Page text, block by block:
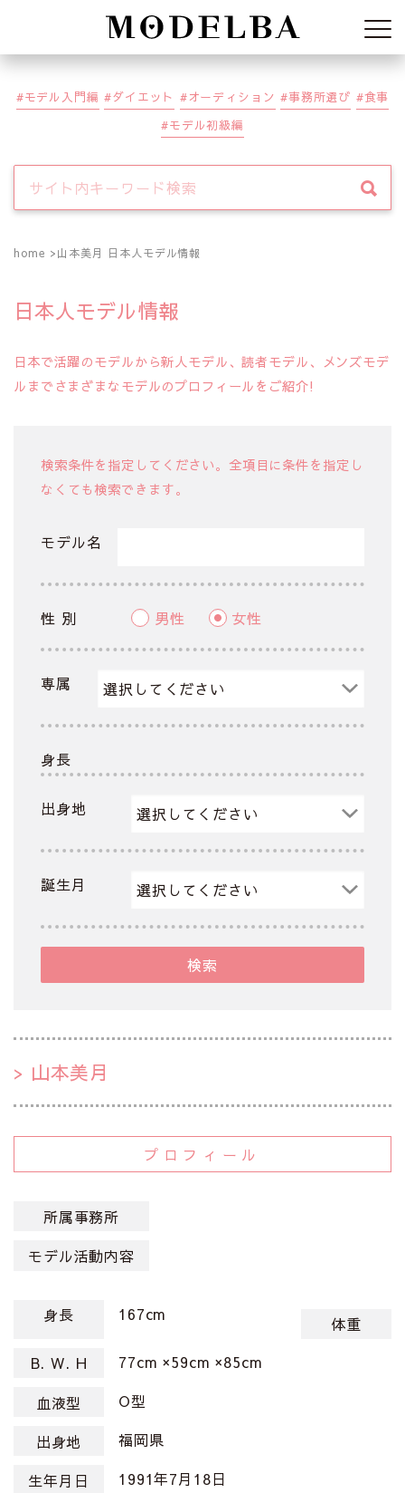
Modelba
モデル入門編 ダイエット オーディション 事務所選び
食事
モデル初級編
home 山本美月 日本人モデル情報
日本人モデル情報
日本で活躍のモデルから新人モデル、読者モデル、メンズモデ
ルまでさまざまなモデルのプロフィールをご紹介!
検索条件を指定してください。全項目に条件を指定し
なくても検索できます。
モデル名
性 別 男性 女性
専属
身長
出身地
誕生月
検索
山本美月
プロフィール
所属事務所
モデル活動内容
身長 167cm
体重
B. W. H
77cm ×59cm ×85cm
血液型 O型
出身地 福岡県
生年月日 1991年7月18日